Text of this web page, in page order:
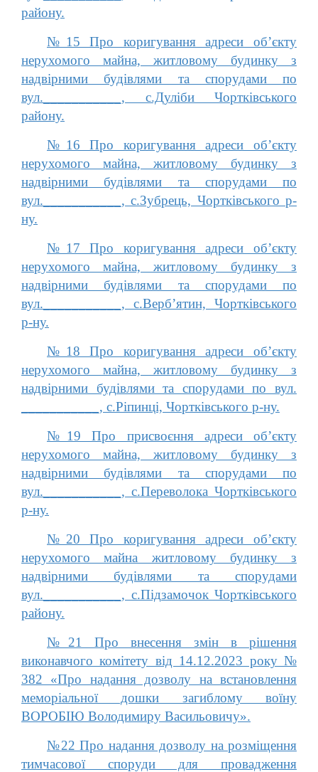
району.
№15 Про коригування адреси об’єкту
нерухомого майна, житловому будинку з
надвірними будівлями та спорудами по
вул.___________, с.Дуліби Чортківського
району.
№16 Про коригування адреси об’єкту
нерухомого майна, житловому будинку з
надвірними будівлями та спорудами по
вул.___________, с.Зубрець, Чортківського р-
ну.
№17 Про коригування адреси об’єкту
нерухомого майна, житловому будинку з
надвірними будівлями та спорудами по
вул.___________, с.Верб’ятин, Чортківського
р-ну.
№18 Про коригування адреси об’єкту
нерухомого майна, житловому будинку з
надвірними будівлями та спорудами по вул.
___________, с.Ріпинці, Чортківського р-ну.
№19 Про присвоєння адреси об’єкту
нерухомого майна, житловому будинку з
надвірними будівлями та спорудами по
вул.___________, с.Переволока Чортківського
р-ну.
№20 Про коригування адреси об’єкту
нерухомого майна житловому будинку з
надвірними будівлями та спорудами
вул.___________, с.Підзамочок Чортківського
району.
№21 Про внесення змін в рішення
виконавчого комітету від 14.12.2023 року №
382 «Про надання дозволу на встановлення
меморіальної дошки загиблому воїну
ВОРОБІЮ Володимиру Васильовичу».
№22 Про надання дозволу на розміщення
тимчасової споруди для провадження